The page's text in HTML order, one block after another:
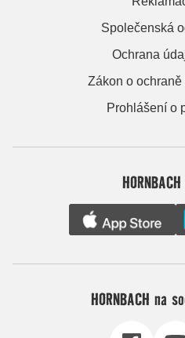
Společenská
Ochrana
Zákon o
Prohlášení o
HORNBACH na